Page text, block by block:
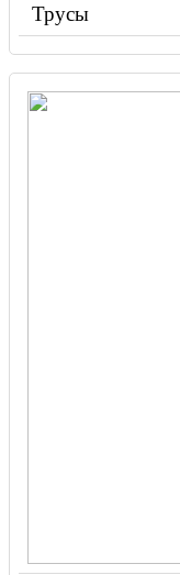
Трусы